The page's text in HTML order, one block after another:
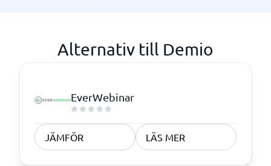
Alternativ till Demio
EverWebinar
JÄMFÖR LÄS MER